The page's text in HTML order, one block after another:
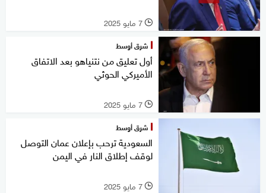
l 7 مايو 2025
شرق أوسط
أول تعليق من نتنياهو بعد الاتفاق
الأميركي الحوثي
l 7 مايو 2025
شرق أوسط
السعودية ترحب بإعلان عمان التوصل
لوقف إطلاق النار في اليمن
l 7 مايو 2025